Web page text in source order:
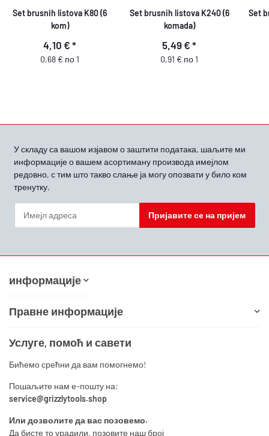
Set brusnih listova K80 (6
kom)
4,10 € *
0,68 € по 1
Set brusnih listova K240 (6
komada)
5,49 € *
0,91 € по 1
Set
У складу са вашом изјавом о заштити података, шаљите ми
информације о вашем асортиману производа имејлом
редовно, с тим што такво слање ја могу опозвати у било ком
тренутку.
Пријавите се на пријем
информације
Правне информације
Услуге, помоћ и савети
Бићемо срећни да вам помогнемо!
Пошаљите нам е-пошту на:
service@grizzlytools.shop
Или дозволите да вас позовемо.
Да бисте то урадили, позовите наш број